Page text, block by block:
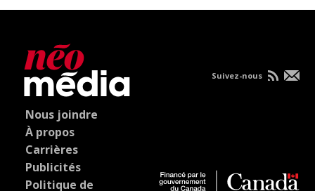
Nous joindre
À propos
Carrières
Publicités
Politique de
Suivez-nous